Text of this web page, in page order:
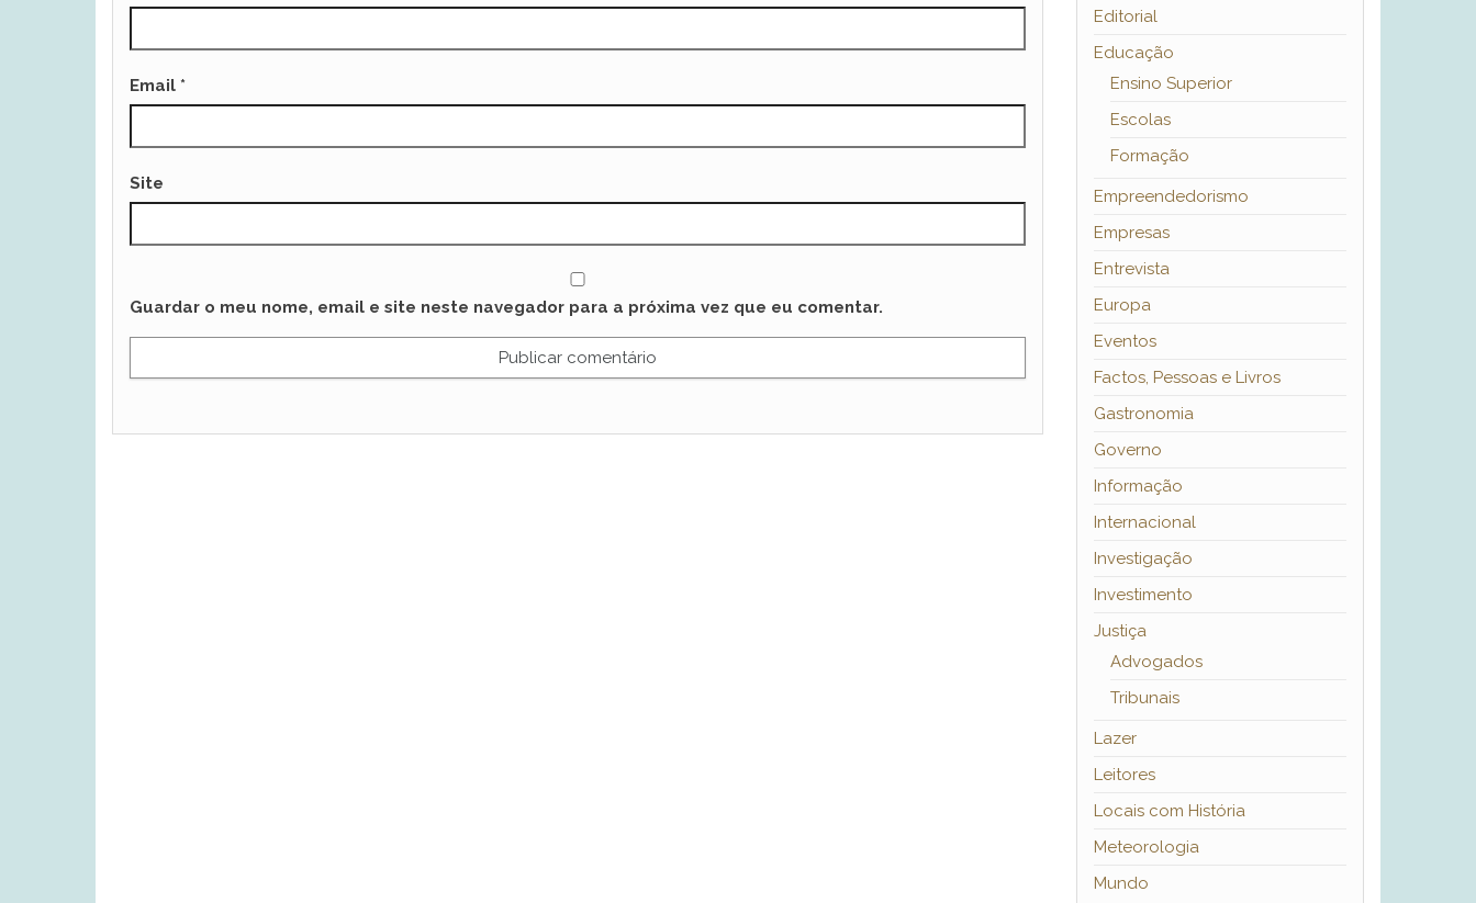
Email *
Site
Guardar o meu nome, email e site neste navegador para a próxima vez que eu comentar.
Editorial
Educação
Ensino Superior
Escolas
Formação
Empreendedorismo
Empresas
Entrevista
Europa
Eventos
Factos, Pessoas e Livros
Gastronomia
Governo
Informação
Internacional
Investigação
Investimento
Justiça
Advogados
Tribunais
Lazer
Leitores
Locais com História
Meteorologia
Mundo